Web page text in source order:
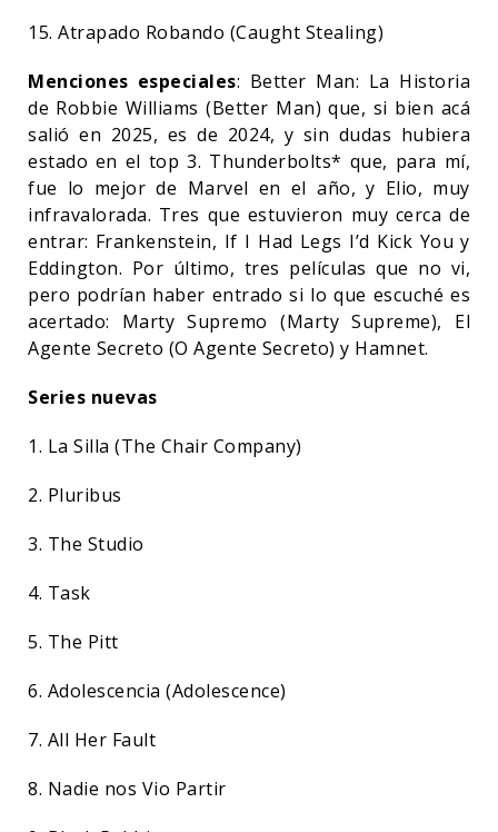
15. Atrapado Robando (Caught Stealing)
Menciones especiales: Better Man: La Historia
de Robbie Williams (Better Man) que, si bien acá
salió en 2025, es de 2024, y sin dudas hubiera
estado en el top 3. Thunderbolts* que, para mí,
fue lo mejor de Marvel en el año, y Elio, muy
infravalorada. Tres que estuvieron muy cerca de
entrar: Frankenstein, If I Had Legs I’d Kick You y
Eddington. Por último, tres películas que no vi,
pero podrían haber entrado si lo que escuché es
acertado: Marty Supremo (Marty Supreme), El
Agente Secreto (O Agente Secreto) y Hamnet.
Series nuevas
1. La Silla (The Chair Company)
2. Pluribus
3. The Studio
4. Task
5. The Pitt
6. Adolescencia (Adolescence)
7. All Her Fault
8. Nadie nos Vio Partir